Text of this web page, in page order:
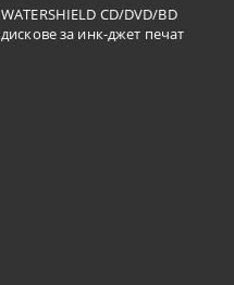
WATERSHIELD CD/DVD/BD
дискове за инк-джет печат